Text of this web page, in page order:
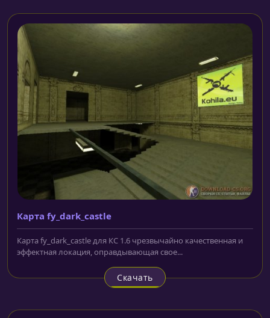
Карта fy_dark_castle
Карта fy_dark_castle для КС 1.6 чрезвычайно качественная и
эффектная локация, оправдывающая свое...
Скачать